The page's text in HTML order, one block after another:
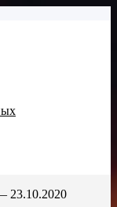
23.10.2020